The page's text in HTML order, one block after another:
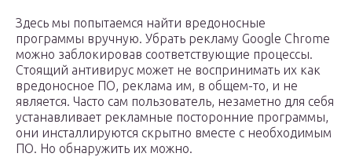
Здесь мы попытаемся найти вредоносные
программы вручную. Убрать рекламу Google Chrome
можно заблокировав соответствующие процессы.
Стоящий антивирус может не воспринимать их как
вредоносное ПО, реклама им, в общем-то, и не
является. Часто сам пользователь, незаметно для себя
устанавливает рекламные посторонние программы,
они инсталлируются скрытно вместе с необходимым
ПО. Но обнаружить их можно.